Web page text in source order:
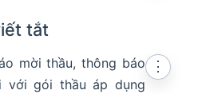
tắt
mời thầu, thông báo
với gói thầu áp dụng
⋮